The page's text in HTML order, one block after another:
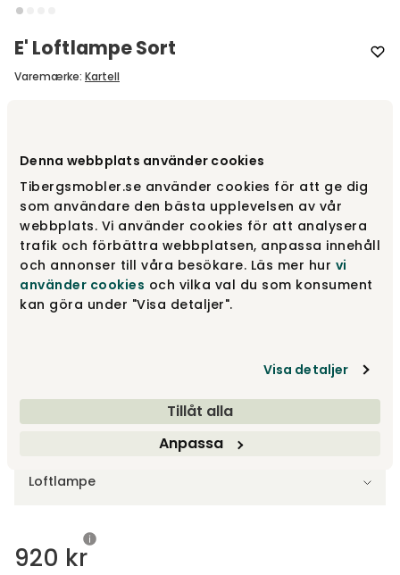
Denna webbplats använder cookies
Tibergsmobler.se använder cookies för att ge dig
som användare den bästa upplevelsen av vår
webbplats. Vi använder cookies för att analysera
trafik och förbättra webbplatsen, anpassa innehåll
och annonser till våra besökare. Läs mer hur vi
använder cookies och vilka val du som konsument
kan göra under "Visa detaljer".
Visa detaljer
Tillåt alla
Anpassa
E' Loftlampe Sort
Varemærke: Kartell
Sort 920 kr
Loftlampe
920 kr